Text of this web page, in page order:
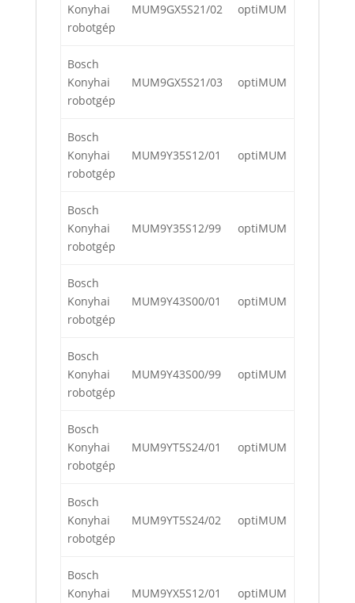
Konyhai
robotgép
MUM9GX5S21/02 optiMUM
Bosch
Konyhai
robotgép
MUM9GX5S21/03 optiMUM
Bosch
Konyhai
robotgép
MUM9Y35S12/01 optiMUM
Bosch
Konyhai
robotgép
MUM9Y35S12/99 optiMUM
Bosch
Konyhai
robotgép
MUM9Y43S00/01 optiMUM
Bosch
Konyhai
robotgép
MUM9Y43S00/99 optiMUM
Bosch
Konyhai
robotgép
MUM9YT5S24/01 optiMUM
Bosch
Konyhai
robotgép
MUM9YT5S24/02 optiMUM
Bosch
Konyhai
MUM9YX5S12/01 optiMUM